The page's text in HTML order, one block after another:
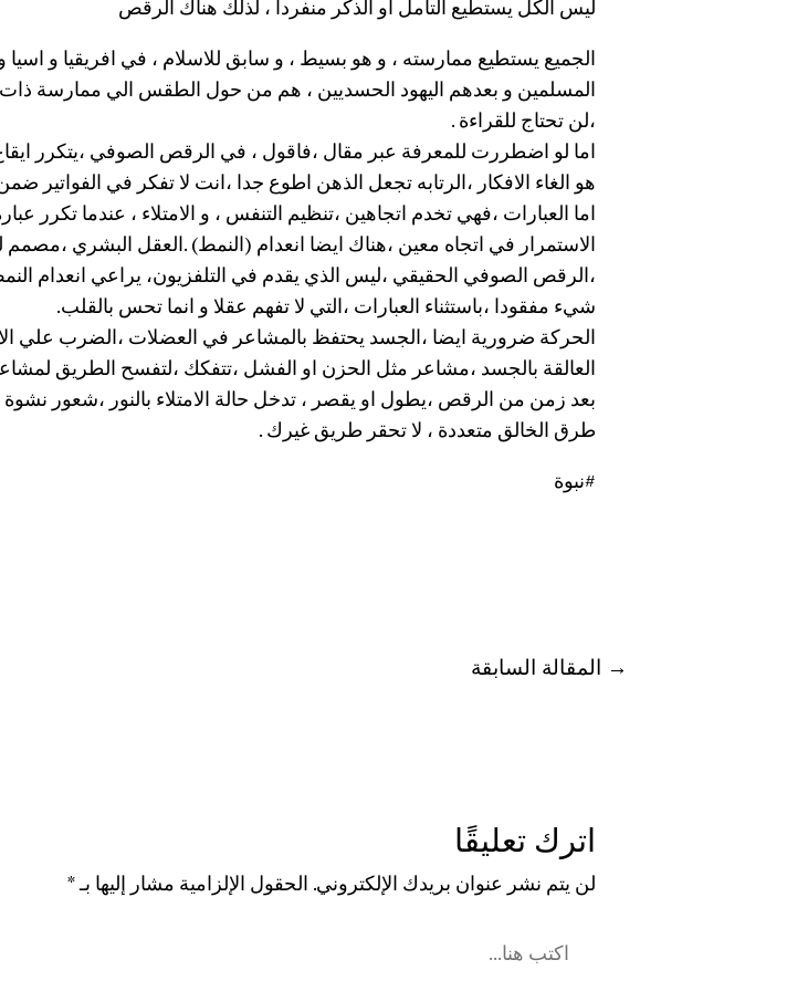
ليس الكل يستطيع التأمل او الذكر منفردا ، لذلك هناك الرقص
الجميع يستطيع ممارسته ، و هو بسيط ، و سابق للاسلام ، في افريقيا و
المسلمين و بعدهم اليهود الحسديين ، هم من حول الطقس الي ممارسة ذات
،لن تحتاج للقراءة .
اما لو اضطررت للمعرفة عبر مقال ،فاقول ، في الرقص الصوفي ،يتكرر
هو الغاء الافكار ،الرتابه تجعل الذهن اطوع جدا ،انت لا تفكر في الفواتير
اما العبارات ،فهي تخدم اتجاهين ،تنظيم التنفس ، و الامتلاء ، عندما تكرر
الاستمرار في اتجاه معين ،هناك ايضا انعدام (النمط) .العقل البشري
،الرقص الصوفي الحقيقي ،ليس الذي يقدم في التلفزيون، يراعي انعدام
شيء مفقودا ،باستثناء العبارات ،التي لا تفهم عقلا و انما تحس بالقلب.
الحركة ضرورية ايضا ،الجسد يحتفظ بالمشاعر في العضلات ،الضرب علي
العالقة بالجسد ،مشاعر مثل الحزن او الفشل ،تتفكك ،لتفسح الطريق
بعد زمن من الرقص ،يطول او يقصر ، تدخل حالة الامتلاء بالنور ،شعور
طرق الخالق متعددة ، لا تحقر طريق غيرك .
#نبوة
→ المقالة السابقة
اترك تعليقًا
لن يتم نشر عنوان بريدك الإلكتروني. الحقول الإلزامية مشار إليها بـ*